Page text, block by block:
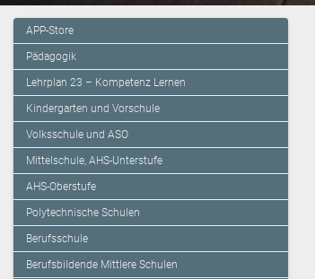
APP-Store
Pädagogik
Lehrplan 23 – Kompetenz Lernen
Kindergarten und Vorschule
Volksschule und ASO
Mittelschule, AHS-Unterstufe
AHS-Oberstufe
Polytechnische Schulen
Berufsschule
Berufsbildende Mittlere Schulen